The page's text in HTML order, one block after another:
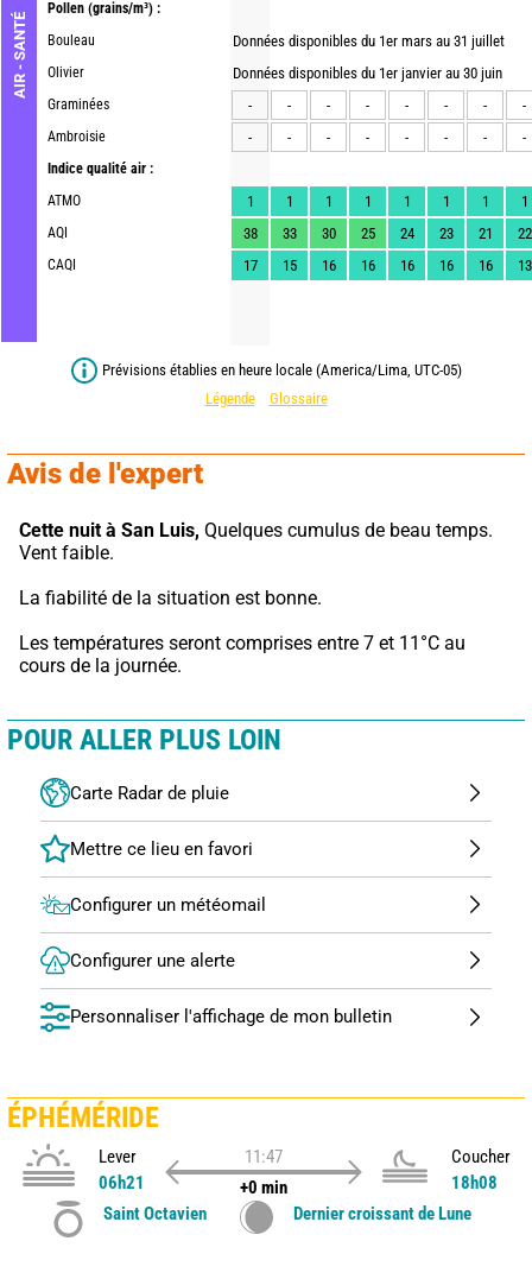
AIR - SANTÉ
Pollen (grains/m³) :
Bouleau
Olivier
Graminées
Ambroisie
Indice qualité air :
ATMO
AQI
CAQI
Données disponibles du 1er mars au 31 juillet
Données disponibles du 1er janvier au 30 juin
-
- - - - - -
-
-
- - - - - - -
1 1 1 1 1 1 1
1
38
33 30 25 24 23 21
22
17
15 16 16 16 16 16 13
Prévisions établies en heure locale (America/Lima, UTC-05)
Légende
Glossaire
Avis de l'expert
Cette nuit à San Luis, Quelques cumulus de beau temps.
Vent faible.
La fiabilité de la situation est bonne.
Les températures seront comprises entre 7 et 11°C au
cours de la journée.
POUR ALLER PLUS LOIN
Carte Radar de pluie
Configurer un météomail
Configurer une alerte
Personnaliser l'affichage de mon bulletin
ÉPHÉMÉRIDE
Lever
06h21
11:47
+0 min
Coucher
18h08
Saint Octavien
Dernier croissant de Lune